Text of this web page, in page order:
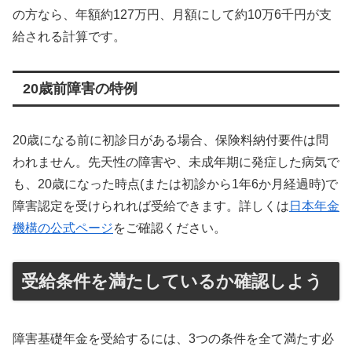
の方なら、年額約127万円、月額にして約10万6千円が支
給される計算です。
20歳前障害の特例
20歳になる前に初診日がある場合、保険料納付要件は問
われません。先天性の障害や、未成年期に発症した病気で
も、20歳になった時点(または初診から1年6か月経過時)で
障害認定を受けられれば受給できます。詳しくは 日本年金
機構の公式ページをご確認ください。
受給条件を満たしているか確認しよう
障害基礎年金を受給するには、3つの条件を全て満たす必